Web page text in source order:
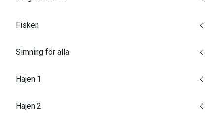
Fisken
Simning för alla
Hajen 1
Hajen 2